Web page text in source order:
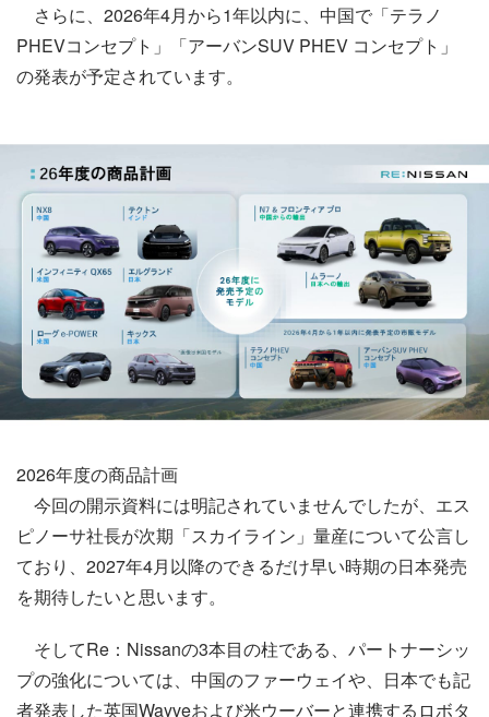
さらに、2026年4月から1年以内に、中国で「テラノ
PHEVコンセプト」「アーバンSUV PHEV コンセプト」
の発表が予定されています。
2026年度の商品計画
今回の開示資料には明記されていませんでしたが、エス
ピノーサ社長が次期「スカイライン」量産について公言し
ており、2027年4月以降のできるだけ早い時期の日本発売
を期待したいと思います。
そしてRe：Nissanの3本目の柱である、パートナーシッ
プの強化については、中国のファーウェイや、日本でも記
者発表した英国Wayveおよび米ウーバーと連携するロボタ